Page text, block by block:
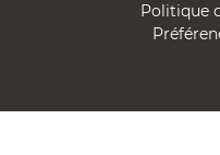
Politique